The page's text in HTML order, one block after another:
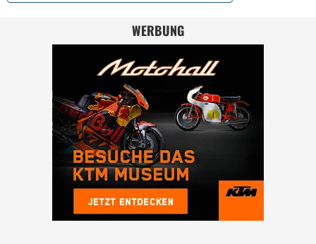
WERBUNG